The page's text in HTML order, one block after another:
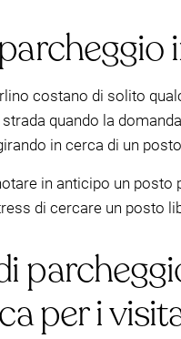
costano di solito
quando la
in cerca di un
in anticipo un
di cercare un posto
per i